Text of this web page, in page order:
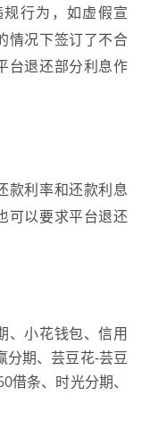
行为，如虚假宣
情况下签订了不合
台退还部分利息作
款利率和还款利息
可以要求平台退还
、小花钱包、信用
分期、芸豆花-芸豆
借条、时光分期、